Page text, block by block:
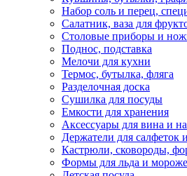
Набор соль и перец,
Салатник, ваза для
Столовые приборы и
Поднос, подставка
Мелочи для кухни
Термос, бутылка, фляга
Разделочная доска
Сушилка для посуды
Емкости для хранения
Аксессуары для вина и
Держатели для салфеток
Кастрюли, сковороды,
Формы для льда и